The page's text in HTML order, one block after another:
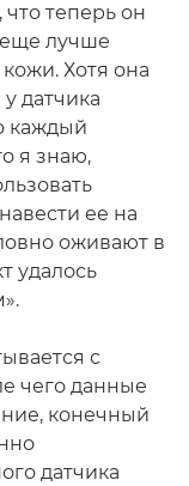
теперь он
лучше
Хотя она
датчика
каждый
я знаю,
ее на
оживают в
удалось
с
чего данные
конечный
датчика